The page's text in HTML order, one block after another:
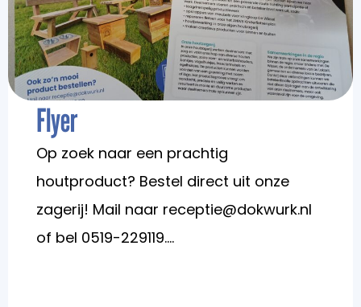
Flyer
Op zoek naar een prachtig
houtproduct? Bestel direct uit onze
zagerij! Mail naar receptie@dokwurk.nl
of bel 0519-229119....